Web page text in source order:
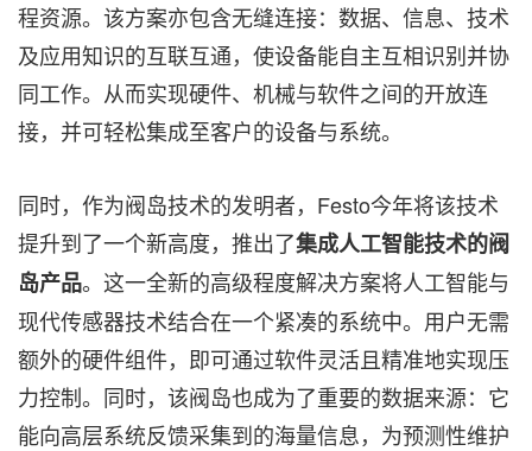
程资源。该方案亦包含无缝连接：数据、信息、技术
及应用知识的互联互通，使设备能自主互相识别并协
同工作。从而实现硬件、机械与软件之间的开放连
接，并可轻松集成至客户的设备与系统。
同时，作为阀岛技术的发明者，Festo今年将该技术
提升到了一个新高度，推出了集成人工智能技术的阀
岛产品。这一全新的高级程度解决方案将人工智能与
现代传感器技术结合在一个紧凑的系统中。用户无需
额外的硬件组件，即可通过软件灵活且精准地实现压
力控制。同时，该阀岛也成为了重要的数据来源：它
能向高层系统反馈采集到的海量信息，为预测性维护